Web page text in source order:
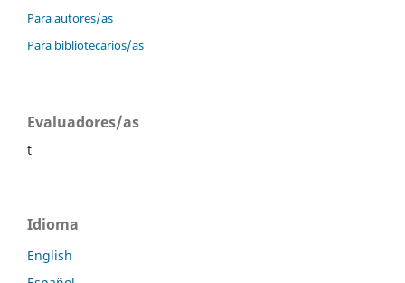
Para autores/as
Para bibliotecarios/as
Evaluadores/as
t
Idioma
English